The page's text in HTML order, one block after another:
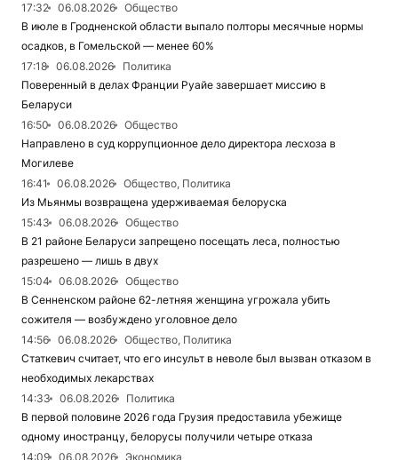
17:32
06.08.2026
Общество
В июле в Гродненской области выпало полторы месячные нормы
осадков, в Гомельской — менее 60%
17:18
06.08.2026
Политика
Поверенный в делах Франции Руайе завершает миссию в
Беларуси
16:50
06.08.2026
Общество
Направлено в суд коррупционное дело директора лесхоза в
Могилеве
16:41
06.08.2026
Общество, Политика
Из Мьянмы возвращена удерживаемая белоруска
15:43
06.08.2026
Общество
В 21 районе Беларуси запрещено посещать леса, полностью
разрешено — лишь в двух
15:04
06.08.2026
Общество
В Сенненском районе 62-летняя женщина угрожала убить
сожителя — возбуждено уголовное дело
14:56
06.08.2026
Общество, Политика
Статкевич считает, что его инсульт в неволе был вызван отказом в
необходимых лекарствах
14:33
06.08.2026
Политика
В первой половине 2026 года Грузия предоставила убежище
одному иностранцу, белорусы получили четыре отказа
14:09
06.08.2026
Экономика